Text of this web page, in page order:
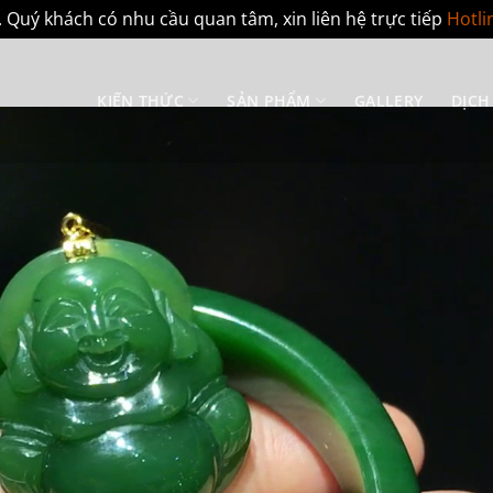
khách có nhu cầu quan tâm, xin liên hệ trực tiếp
KIẾN THỨC SẢN PHẨM GALLERY